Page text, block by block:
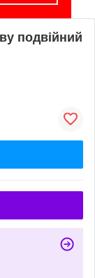
подвійний